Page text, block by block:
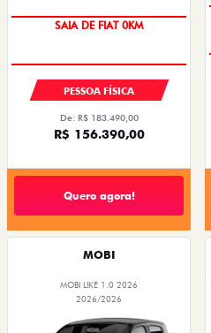
SAIA DE FIAT 0KM
PESSOA FÍSICA
De: R$ 183.490,00
R$ 156.390,00
Quero agora!
MOBI
MOBI LIKE 1.0 2026
2026/2026